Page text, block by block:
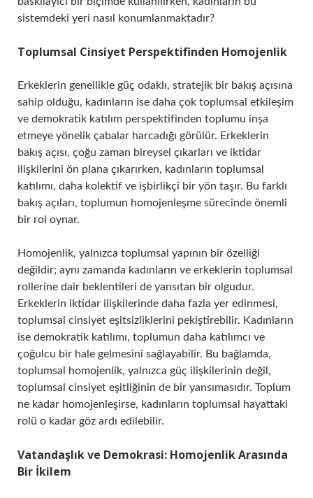
sistemdeki yeri nasıl konumlanmaktadır?
Toplumsal Cinsiyet Perspektifinden Homojenlik
Erkeklerin genellikle güç odaklı, stratejik bir bakış açısına
sahip olduğu, kadınların ise daha çok toplumsal etkileşim
ve demokratik katılım perspektifinden toplumu inşa
etmeye yönelik çabalar harcadığı görülür. Erkeklerin
bakış açısı, çoğu zaman bireysel çıkarları ve iktidar
ilişkilerini ön plana çıkarırken, kadınların toplumsal
katılımı, daha kolektif ve işbirlikçi bir yön taşır. Bu farklı
bakış açıları, toplumun homojenleşme sürecinde önemli
bir rol oynar.
Homojenlik, yalnızca toplumsal yapının bir özelliği
değildir; aynı zamanda kadınların ve erkeklerin toplumsal
rollerine dair beklentileri de yansıtan bir olgudur.
Erkeklerin iktidar ilişkilerinde daha fazla yer edinmesi,
toplumsal cinsiyet eşitsizliklerini pekiştirebilir. Kadınların
ise demokratik katılımı, toplumun daha katılımcı ve
çoğulcu bir hale gelmesini sağlayabilir. Bu bağlamda,
toplumsal homojenlik, yalnızca güç ilişkilerinin değil,
toplumsal cinsiyet eşitliğinin de bir yansımasıdır. Toplum
ne kadar homojenleşirse, kadınların toplumsal hayattaki
rolü o kadar göz ardı edilebilir.
Vatandaşlık ve Demokrasi: Homojenlik Arasında
Bir İkilem